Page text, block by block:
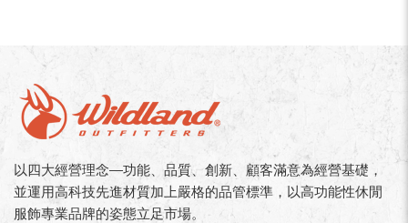
以四大經營理念—功能、品質、創新、顧客滿意為經營基礎，
並運用高科技先進材質加上嚴格的品管標準，以高功能性休閒
服飾專業品牌的姿態立足市場。